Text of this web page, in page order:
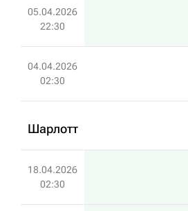
05.04.2026
22:30
04.04.2026
02:30
Шарлотт
18.04.2026
02:30